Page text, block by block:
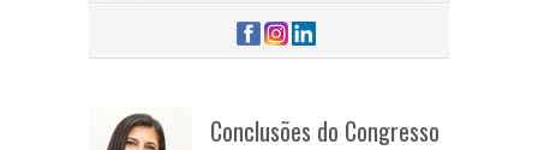
Conclusões do Congresso